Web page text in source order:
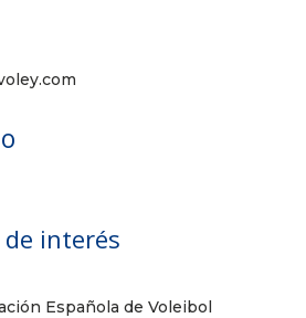
de interés
Española de Voleibol